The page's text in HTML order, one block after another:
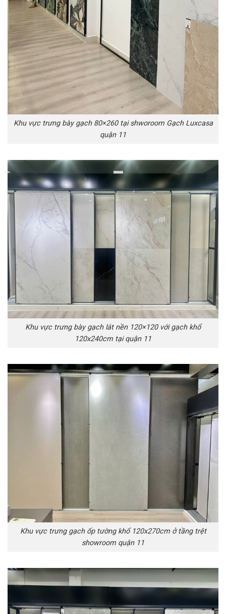
Khu vực trưng bày gạch 80×260 tại shworoom Gạch Luxcasa
quận 11
Khu vực trưng bày gạch lát nền 120×120 với gạch khổ
120x240cm tại quận 11
Khu vực trưng gạch ốp tường khổ 120x270cm ở tầng trệt
showroom quận 11